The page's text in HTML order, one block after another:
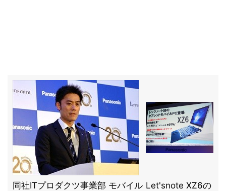
同社ITプロダクツ事業部 モバイル Let'snote XZ6の